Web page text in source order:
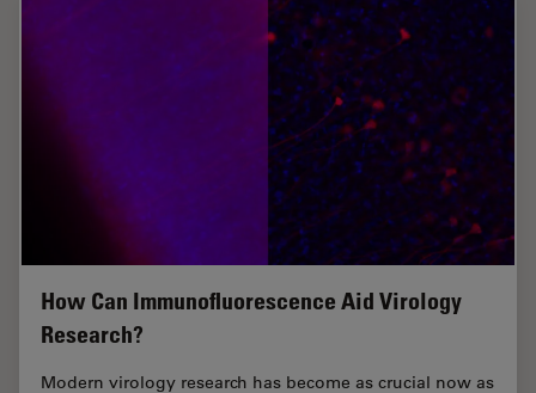
How Can Immunofluorescence Aid Virology
Research?
Modern virology research has become as crucial now as